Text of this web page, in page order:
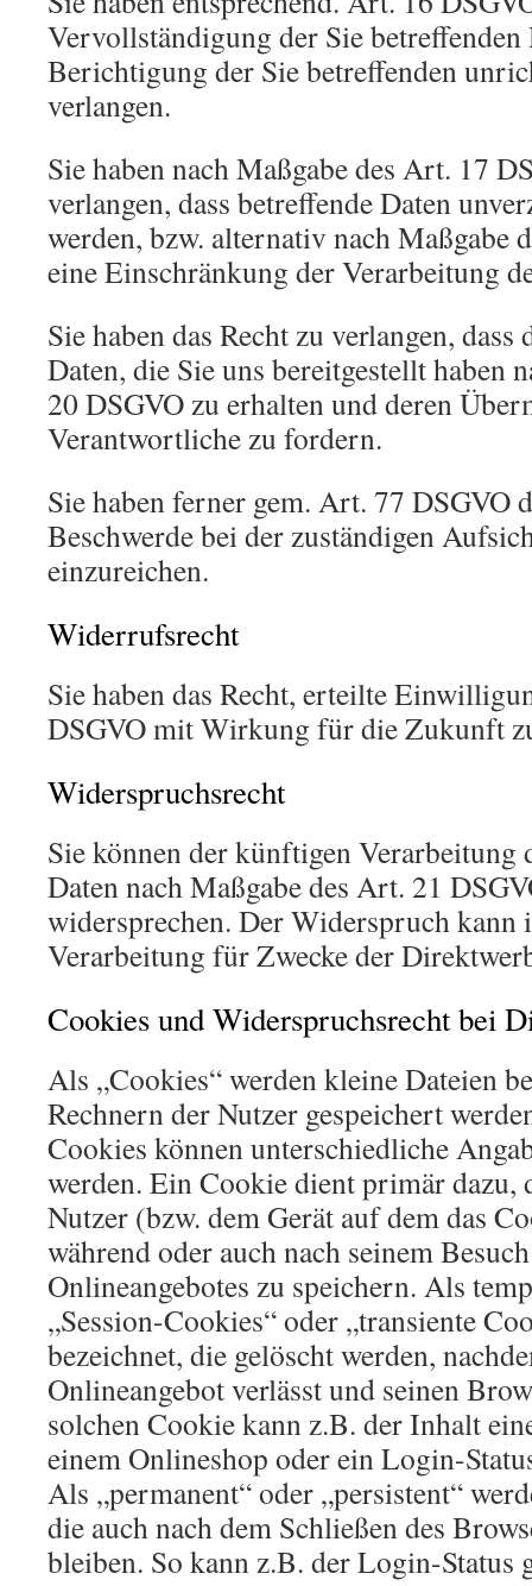
Vervollständigung der Sie betreffenden
Berichtigung der Sie betreffenden
verlangen.
Sie haben nach Maßgabe des Art. 17
verlangen, dass betreffende Daten
werden, bzw. alternativ nach Maßgabe
eine Einschränkung der Verarbeitung
Sie haben das Recht zu verlangen,
Daten, die Sie uns bereitgestellt haben
20 DSGVO zu erhalten und deren
Verantwortliche zu fordern.
Sie haben ferner gem. Art. 77 DSGVO
Beschwerde bei der zuständigen
einzureichen.
Widerrufsrecht
Sie haben das Recht, erteilte
DSGVO mit Wirkung für die Zukunft
Widerspruchsrecht
Sie können der künftigen Verarbeitung
Daten nach Maßgabe des Art. 21
widersprechen. Der Widerspruch kann
Verarbeitung für Zwecke der
Cookies und Widerspruchsrecht bei
Als „Cookies“ werden kleine Dateien
Rechnern der Nutzer gespeichert
Cookies können unterschiedliche
werden. Ein Cookie dient primär dazu,
Nutzer (bzw. dem Gerät auf dem das
während oder auch nach seinem
Onlineangebotes zu speichern. Als
„Session-Cookies“ oder „transiente
bezeichnet, die gelöscht werden,
Onlineangebot verlässt und seinen
solchen Cookie kann z.B. der Inhalt
einem Onlineshop oder ein Login-
Als „permanent“ oder „persistent“
die auch nach dem Schließen des
bleiben. So kann z.B. der Login-Status